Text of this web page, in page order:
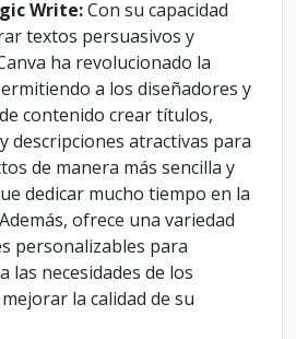
Write:Con su capacidad
textos persuasivos y
ha revolucionado la
a los diseñadores y
contenido crear títulos,
descripciones atractivas para
de manera más sencilla y
dedicar mucho tiempo en la
ofrece una variedad
personalizables para
las necesidades de los
la calidad de su